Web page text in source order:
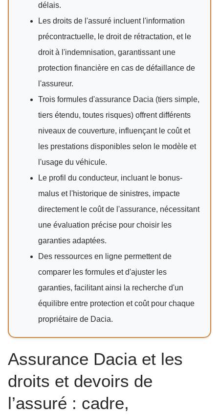
délais.
Les droits de l'assuré incluent l'information
précontractuelle, le droit de rétractation, et le
droit à l'indemnisation, garantissant une
protection financière en cas de défaillance de
l'assureur.
Trois formules d'assurance Dacia (tiers simple,
tiers étendu, toutes risques) offrent différents
niveaux de couverture, influençant le coût et
les prestations disponibles selon le modèle et
l'usage du véhicule.
Le profil du conducteur, incluant le bonus-
malus et l'historique de sinistres, impacte
directement le coût de l'assurance, nécessitant
une évaluation précise pour choisir les
garanties adaptées.
Des ressources en ligne permettent de
comparer les formules et d'ajuster les
garanties, facilitant ainsi la recherche d'un
équilibre entre protection et coût pour chaque
propriétaire de Dacia.
Assurance Dacia et les
droits et devoirs de
l’assuré : cadre,